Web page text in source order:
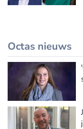
Octas nieuws